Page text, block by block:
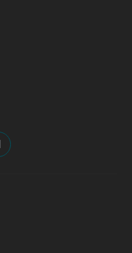
page: https://
our linkedin page:
us on ourus on our x
us on